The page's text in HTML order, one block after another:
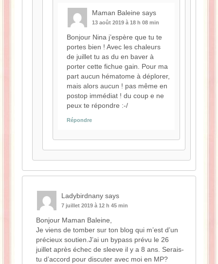
Maman Baleine says
13 août 2019 à 18 h 08 min
Bonjour Nina j’espère que tu te
portes bien ! Avec les chaleurs
de juillet tu as du en baver à
porter cette fichue gain. Pour ma
part aucun hématome à déplorer,
mais alors aucun ! pas même en
postop immédiat ! du coup e ne
peux te répondre :-/
Répondre
Ladybirdnany says
7 juillet 2019 à 12 h 45 min
Bonjour Maman Baleine,
Je viens de tomber sur ton blog qui m’est d’un
précieux soutien.J’ai un bypass prévu le 26
juillet après échec de sleeve il y a 8 ans. Serais-
tu d’accord pour discuter avec moi en MP?